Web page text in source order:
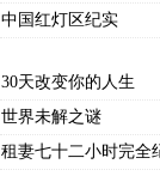
中国红灯区纪实
30天改变你的人生
世界未解之谜
租妻七十二小时完全